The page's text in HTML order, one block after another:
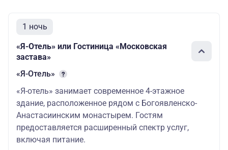
1 ночь
«Я-Отель» или Гостиница «Московская
застава»
«Я-Отель»
«Я-отель» занимает современное 4-этажное
здание, расположенное рядом с Богоявленско-
Анастасиинским монастырем. Гостям
предоставляется расширенный спектр услуг,
включая питание.